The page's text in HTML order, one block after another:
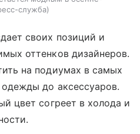
служба
своих позиций и
оттенков дизайнеров.
на подиумах в самых
до аксессуаров.
цвет согреет в холода и